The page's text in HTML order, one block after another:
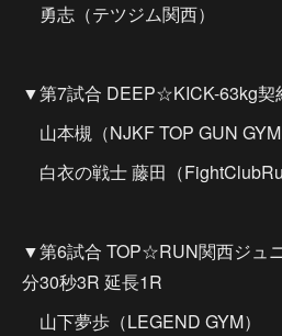
勇志（テツジム関西）
▼第7試合 DEEP☆KICK-63kg契
山本槻（NJKF TOP GUN GYM
白衣の戦士 藤田（
▼第6試合 TOP☆RUN関西ジュ
分30秒3R 延長1R
山下夢歩（LEGEND GYM）